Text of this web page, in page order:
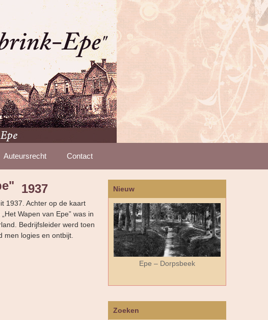
Auteursrecht Contact
1937
1937. Achter op de kaart
Wapen van Epe” was in
Bedrijfsleider werd toen
men logies en ontbijt.
Nieuw
Epe – Dorpsbeek
Zoeken